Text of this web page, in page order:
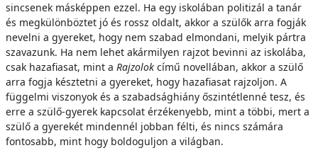
sincsenek másképpen ezzel. Ha egy iskolában politizál a tanár
és megkülönböztet jó és rossz oldalt, akkor a szülők arra fogják
nevelni a gyereket, hogy nem szabad elmondani, melyik pártra
szavazunk. Ha nem lehet akármilyen rajzot bevinni az iskolába,
csak hazafiasat, mint a Rajzolok című novellában, akkor a szülő
arra fogja késztetni a gyereket, hogy hazafiasat rajzoljon. A
függelmi viszonyok és a szabadsághiány őszintétlenné tesz, és
erre a szülő-gyerek kapcsolat érzékenyebb, mint a többi, mert a
szülő a gyerekét mindennél jobban félti, és nincs számára
fontosabb, mint hogy boldoguljon a világban.